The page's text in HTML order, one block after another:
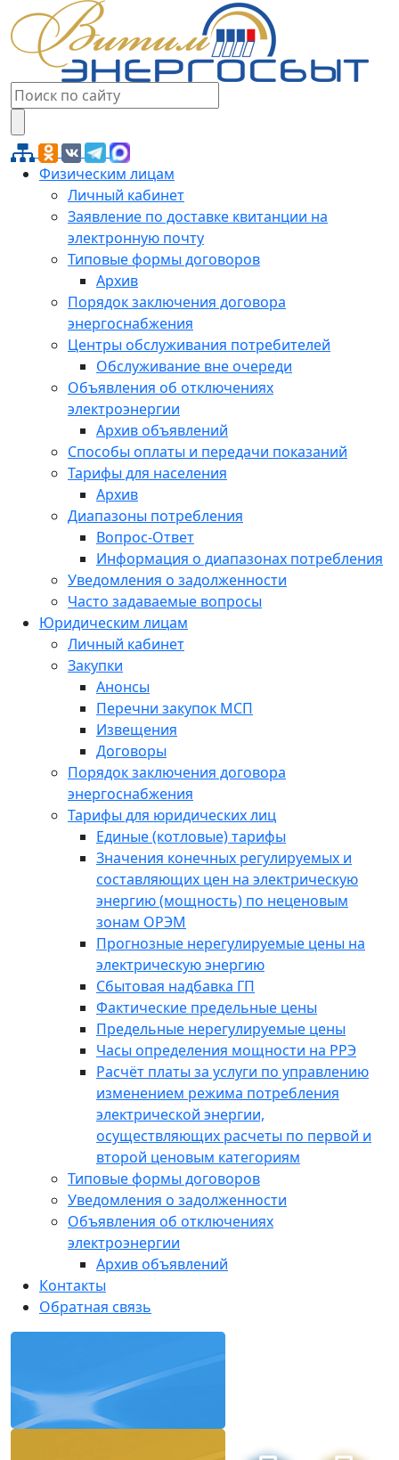
Физическим лицам
Личный кабинет
Заявление по доставке квитанции на
электронную почту
Типовые формы договоров
Архив
Порядок заключения договора
энергоснабжения
Центры обслуживания потребителей
Обслуживание вне очереди
Объявления об отключениях
электроэнергии
Архив объявлений
Способы оплаты и передачи показаний
Тарифы для населения
Архив
Диапазоны потребления
Вопрос-Ответ
Информация о диапазонах потребления
Уведомления о задолженности
Часто задаваемые вопросы
Юридическим лицам
Личный кабинет
Закупки
Анонсы
Перечни закупок МСП
Извещения
Договоры
Порядок заключения договора
энергоснабжения
Тарифы для юридических лиц
Единые (котловые) тарифы
Значения конечных регулируемых и
составляющих цен на электрическую
энергию (мощность) по неценовым
зонам ОРЭМ
Прогнозные нерегулируемые цены на
электрическую энергию
Сбытовая надбавка ГП
Фактические предельные цены
Предельные нерегулируемые цены
Часы определения мощности на РРЭ
Расчёт платы за услуги по управлению
изменением режима потребления
электрической энергии,
осуществляющих расчеты по первой и
второй ценовым категориям
Типовые формы договоров
Уведомления о задолженности
Объявления об отключениях
электроэнергии
Архив объявлений
Контакты
Обратная связь